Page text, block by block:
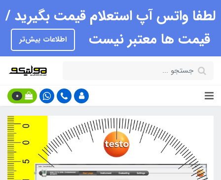
لطفا واتس آپ استعلام قیمت بگیرید /
قیمت ها معتبر نیست
اطلاعات بیش‌تر
0